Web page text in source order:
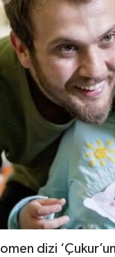
dizi